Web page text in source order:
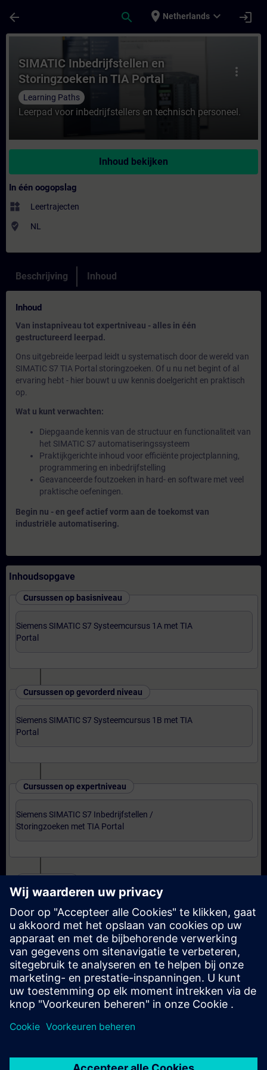
arrow_back search place Netherlands expand_more login
Cursus - SIMATIC Inbedrijfstellen en
more_vert
SIMATIC Inbedrijfstellen en
Storingzoeken in TIA Portal
Learning Paths
Leerpad voor inbedrijfstellers en technisch personeel.
Inhoud bekijken
In één oogopslag
widgets Leertrajecten
where_to_vote NL
Beschrijving Inhoud
Inhoud
Van instapniveau tot expertniveau - alles in één
gestructureerd leerpad.
Ons uitgebreide leerpad leidt u systematisch door de wereld van
SIMATIC S7 TIA Portal storingzoeken. Of u nu net begint of al
ervaring hebt - hier bouwt u uw kennis doelgericht en praktisch
op.
Wat u kunt verwachten:
Diepgaande kennis van de structuur en functionaliteit van
het SIMATIC S7 automatiseringssysteem
Praktijkgerichte inhoud voor efficiënte projectplanning,
programmering en inbedrijfstelling
Geavanceerde foutzoeken in hard- en software met veel
praktische oefeningen.
Begin nu - en geef actief vorm aan de toekomst van
industriële automatisering.
Inhoudsopgave
Cursussen op basisniveau
Siemens SIMATIC S7 Systeemcursus 1A met TIA
Portal
Cursussen op gevorderd niveau
Siemens SIMATIC S7 Systeemcursus 1B met TIA
Portal
Cursussen op expertniveau
Siemens SIMATIC S7 Inbedrijfstellen /
Storingzoeken met TIA Portal
Voorbereiding-oefenexamen Service Technician
met TIA Portal
Examen Siemens Certified Service Technician met
TIA Portal